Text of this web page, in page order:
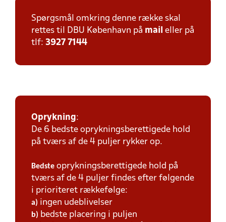
Spørgsmål omkring denne række skal
rettes til DBU København på mail eller på
tlf: 3927 7144
Oprykning:
De 6 bedste oprykningsberettigede hold
på tværs af de 4 puljer rykker op.
Bedste oprykningsberettigede hold på
tværs af de 4 puljer findes efter følgende
i prioriteret rækkefølge:
a) ingen udeblivelser
b) bedste placering i puljen